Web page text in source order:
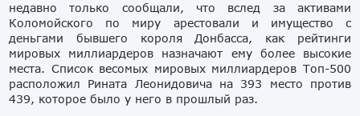
недавно только сообщали, что вслед за активами
Коломойского по миру арестовали и имущество с
деньгами бывшего короля Донбасса, как рейтинги
мировых миллиардеров назначают ему более высокие
места. Список весомых мировых миллиардеров Топ-500
расположил Рината Леонидовича на 393 место против
439, которое было у него в прошлый раз.